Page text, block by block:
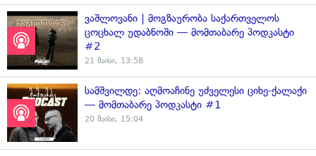
ვაშლოვანი | მოგზაურობა საქართველოს
ცოცხალ უდაბნოში — მომთაბარე პოდკასტი
#2
21 მაისი, 13:58
სამშვილდე: აღმოაჩინე უძველესი ციხე-ქალაქი
— მომთაბარე პოდკასტი #1
20 მაისი, 15:04